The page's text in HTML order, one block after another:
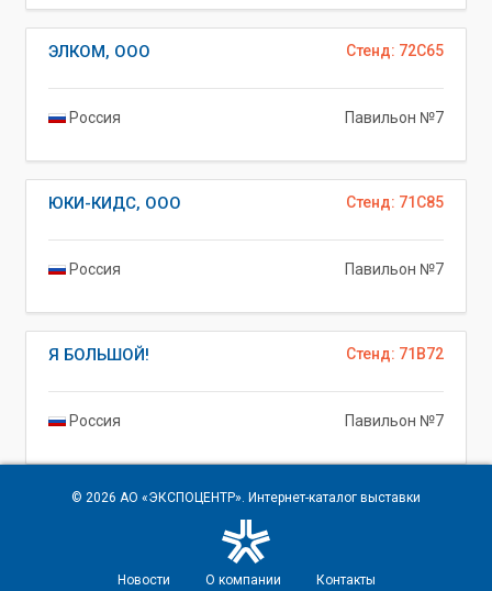
Стенд: 72C65
ЭЛКОМ, ООО
Россия Павильон №7
Стенд: 71C85
ЮКИ-КИДС, ООО
Россия Павильон №7
Стенд: 71B72
Я БОЛЬШОЙ!
Россия Павильон №7
© 2026 АО «ЭКСПОЦЕНТР». Интернет-каталог выставки
Новости О компании Контакты